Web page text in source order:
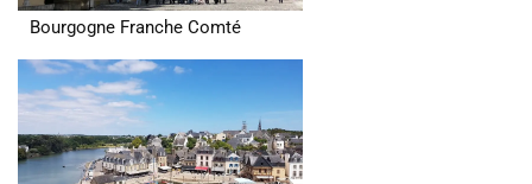
Bourgogne Franche Comté